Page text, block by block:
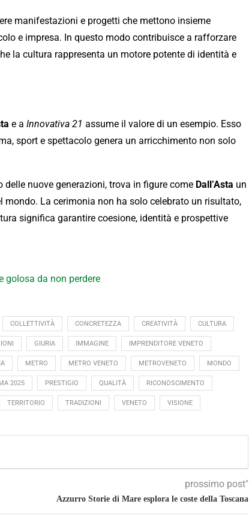
manifestazioni e progetti che mettono insieme
e impresa. In questo modo contribuisce a rafforzare
la cultura rappresenta un motore potente di identità e
e a Innovativa 21 assume il valore di un esempio. Esso
sport e spettacolo genera un arricchimento non solo
nuove generazioni, trova in figure come Dall’Asta un
La cerimonia non ha solo celebrato un risultato,
significa garantire coesione, identità e prospettive
golosa da non perdere
COLLETTIVITÀ CONCRETEZZA CREATIVITÀ CULTURA
GIURIA IMMAGINE IMPRENDITORE VENETO
METRO METRO VENETO METROVENETO MONDO
2025 PRESTIGIO QUALITÀ RICONOSCIMENTO
TERRITORIO TRADIZIONI VENETO VISIONE
prossimo post"
Azzurro Storie di Mare esplora le coste della Toscana